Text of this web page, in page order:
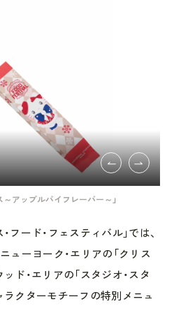
～アップルパイフレーバー～」
フード・フェスティバル」では、
ューヨーク・エリアの「クリス
ド・エリアの「スタジオ・スタ
ラクターモチーフの特別メニュ